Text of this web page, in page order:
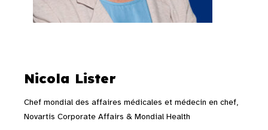
Nicola Lister
Chef mondial des affaires médicales et médecin en chef,
Novartis Corporate Affairs & Mondial Health